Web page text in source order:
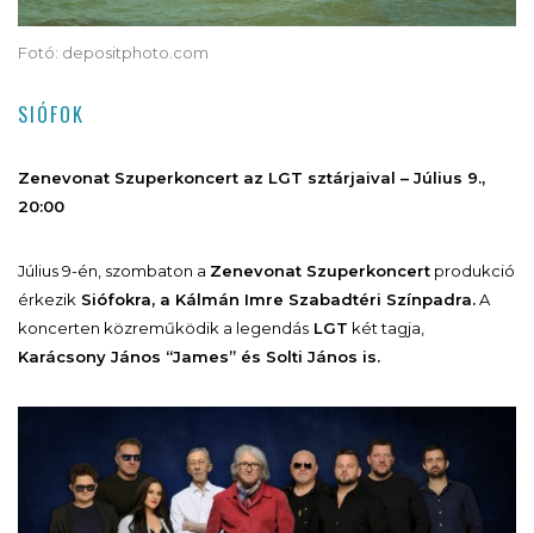
Fotó: depositphoto.com
SIÓFOK
Zenevonat Szuperkoncert az LGT sztárjaival – Július 9.,
20:00
Július 9-én, szombaton a Zenevonat Szuperkoncert produkció
érkezik Siófokra, a Kálmán Imre Szabadtéri Színpadra.A
koncerten közreműködik a legendás LGT két tagja,
Karácsony János “James” és Solti János is.